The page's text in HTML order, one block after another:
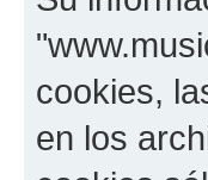
cookies,
en los